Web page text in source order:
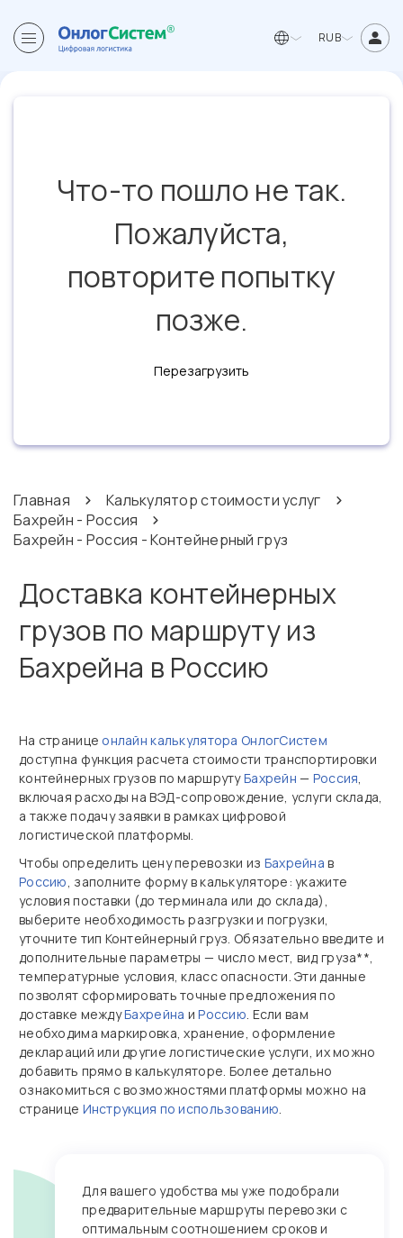
RUB
Что-то пошло не так.
Пожалуйста,
повторите попытку
позже.
Перезагрузить
Главная
Калькулятор стоимости услуг
Бахрейн - Россия
Бахрейн - Россия - Контейнерный груз
Доставка контейнерных
грузов по маршруту из
Бахрейна в Россию
На странице онлайн калькулятора ОнлогСистем
доступна функция расчета стоимости транспортировки
контейнерных грузов по маршрутуБахрейн — Россия,
включая расходы на ВЭД-сопровождение, услуги склада,
а также подачу заявки в рамках цифровой
логистической платформы.
Чтобы определить цену перевозки из Бахрейна в
Россию, заполните форму в калькуляторе: укажите
условия поставки (до терминала или до склада),
выберите необходимость разгрузки и погрузки,
уточните тип Контейнерный груз. Обязательно введите и
дополнительные параметры — число мест, вид груза**,
температурные условия, класс опасности. Эти данные
позволят сформировать точные предложения по
доставке междуБахрейна иРоссию. Если вам
необходима маркировка, хранение, оформление
деклараций или другие логистические услуги, их можно
добавить прямо в калькуляторе. Более детально
ознакомиться с возможностями платформы можно на
странице Инструкция по использованию.
Для вашего удобства мы уже подобрали
предварительные маршруты перевозки с
оптимальным соотношением сроков и